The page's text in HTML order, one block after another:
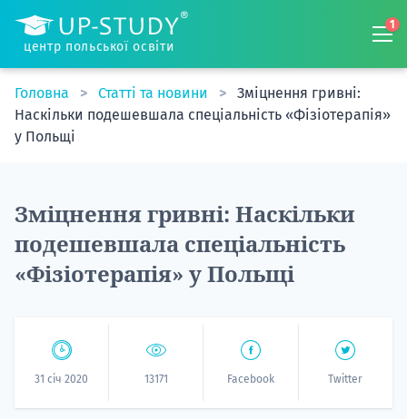
центр польської освіти
1
Головна Статті та новини
Зміцнення гривні:
Наскільки подешевшала спеціальність «Фізіотерапія»
у Польщі
Зміцнення гривні: Наскільки
подешевшала спеціальність
«Фізіотерапія» у Польщі
31 січ 2020 13171 Facebook Twitter